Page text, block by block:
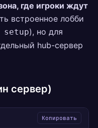
где игроки ждут
встроенное лобби
setup), но для
hub-сервер
сервер)
Копировать